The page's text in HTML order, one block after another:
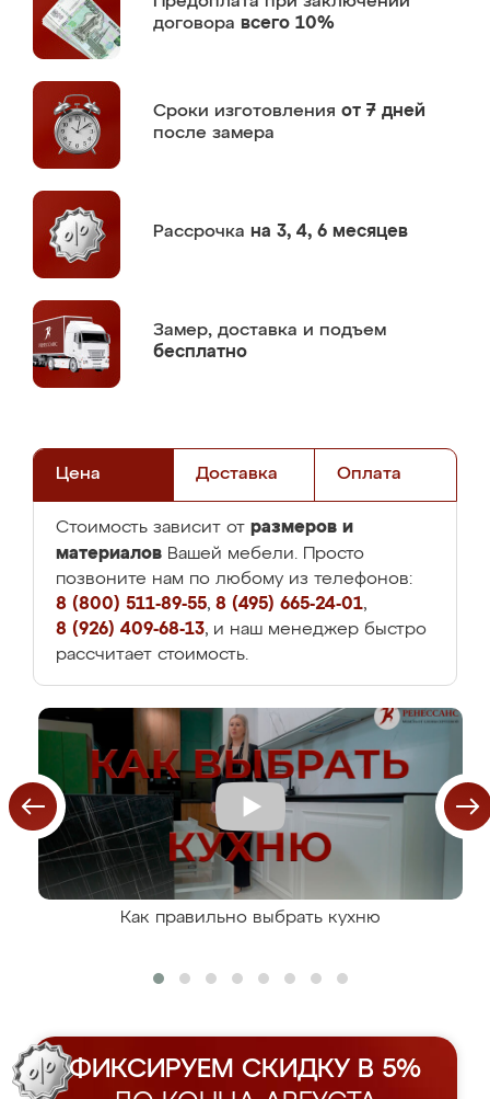
договора всего 10%
Сроки изготовления от 7 дней
после замера
Рассрочка на 3, 4, 6 месяцев
Замер, доставка и подъем
бесплатно
Цена Доставка Оплата
Стоимость зависит от размеров и
материалов Вашей мебели. Просто
позвоните нам по любому из телефонов:
8 (800) 511-89-55, 8 (495) 665-24-01,
8 (926) 409-68-13, и наш менеджер быстро
рассчитает стоимость.
Как правильно выбрать кухню
ФИКСИРУЕМ СКИДКУ В 5%